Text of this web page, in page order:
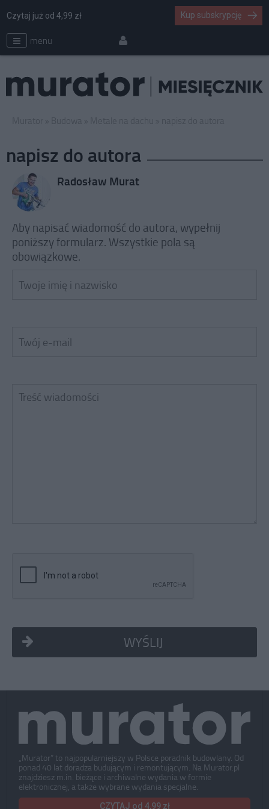
menu
Czytaj już od 4,99 zł Kup subskrypcję
napisz do autora
Radosław Murat
Aby napisać wiadomość do autora, wypełnij
poniższy formularz. Wszystkie pola są
obowiązkowe.
WYŚLIJ
„Murator” to najpopularniejszy w Polsce poradnik budowlany. Od
ponad 40 lat doradza budującym i remontującym. Na Murator.pl
znajdziesz m.in. bieżące i archiwalne wydania w formie
elektronicznej, a także wybrane wydania specjalne.
CZYTAJ od 4,99 zł